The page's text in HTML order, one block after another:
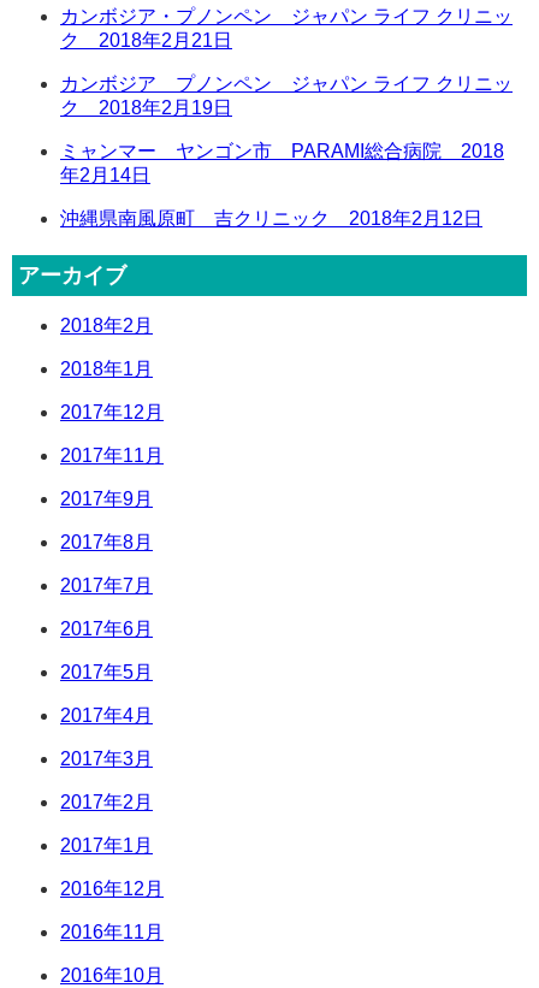
カンボジア・プノンペン ジャパン ライフ クリニッ
ク 2018年2月21日
カンボジア プノンペン ジャパン ライフ クリニッ
ク 2018年2月19日
ミャンマー ヤンゴン市 PARAMI総合病院 2018
年2月14日
沖縄県南風原町 吉クリニック 2018年2月12日
アーカイブ
2018年2月
2018年1月
2017年12月
2017年11月
2017年9月
2017年8月
2017年7月
2017年6月
2017年5月
2017年4月
2017年3月
2017年2月
2017年1月
2016年12月
2016年11月
2016年10月